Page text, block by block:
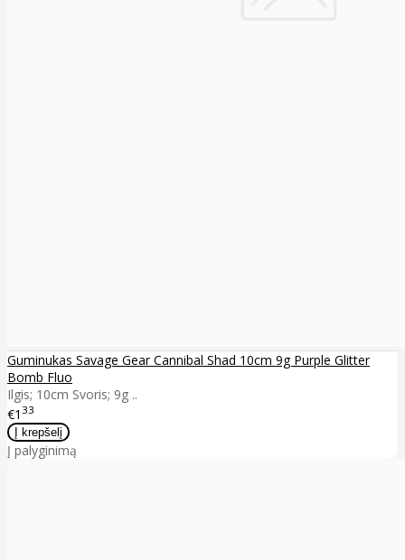
Guminukas Savage Gear Cannibal Shad 10cm 9g Purple Glitter
Bomb Fluo
Ilgis; 10cm Svoris; 9g ..
€1 33
Į palyginimą